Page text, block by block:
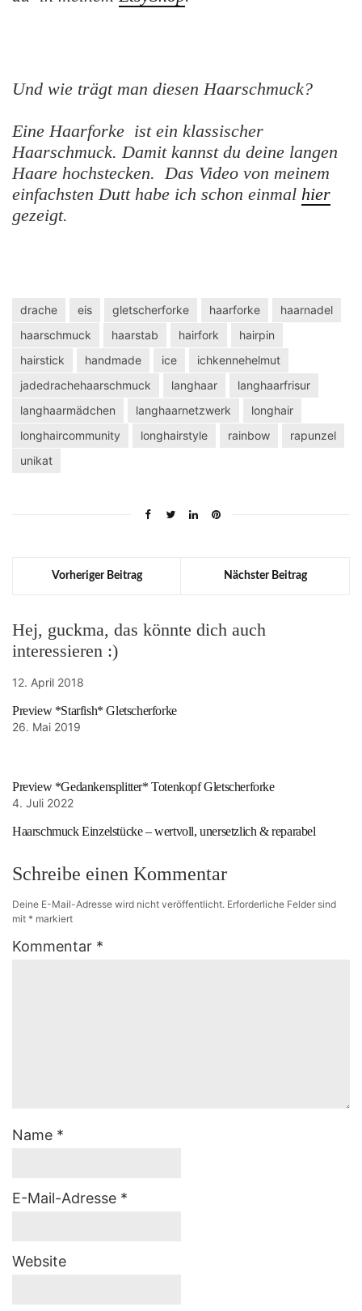
Und wie trägt man diesen Haarschmuck?
Eine Haarforke ist ein klassischer
Haarschmuck. Damit kannst du deine langen
Haare hochstecken. Das Video von meinem
einfachsten Dutt habe ich schon einmal hier
gezeigt.
drache eis gletscherforke haarforke
haarnadel
haarschmuck
haarstab hairfork
hairpin
hairstick
handmade ice
ichkennehelmut
jadedrachehaarschmuck
langhaar
langhaarfrisur
langhaarmädchen
langhaarnetzwerk
longhair
longhaircommunity
longhairstyle rainbow
rapunzel
unikat
Vorheriger Beitrag Nächster Beitrag
Hej, guckma, das könnte dich auch
interessieren :)
12. April 2018
Preview *Starfish* Gletscherforke
26. Mai 2019
Preview *Gedankensplitter* Totenkopf Gletscherforke
4. Juli 2022
Haarschmuck Einzelstücke – wertvoll, unersetzlich & reparabel
Schreibe einen Kommentar
Deine E-Mail-Adresse wird nicht veröffentlicht. Erforderliche Felder sind
mit * markiert
Kommentar *
Name *
E-Mail-Adresse *
Website